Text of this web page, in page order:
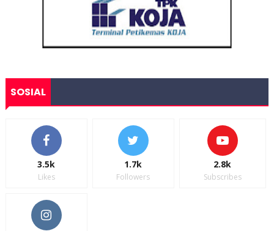
SOSIAL
3.5k
Likes
1.7k
Followers
2.8k
Subscribes